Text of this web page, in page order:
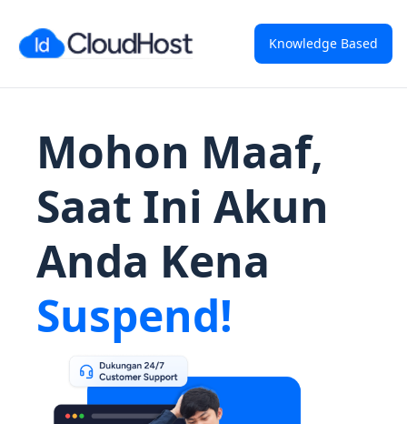
Knowledge Based
Mohon Maaf,
Saat Ini Akun
Anda Kena
Suspend!